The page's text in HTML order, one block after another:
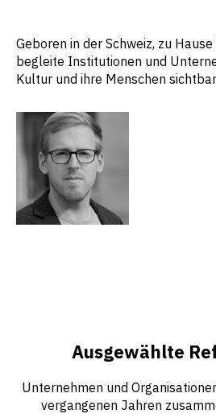
Geboren in der Schweiz, zu
begleite Institutionen und
Kultur und ihre Menschen
Ausgewählte
Unternehmen und
vergangenen Jahren